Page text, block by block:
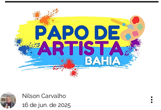
Nilson Carvalho
16 de jun. de 2025